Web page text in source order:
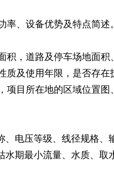
、设备优势及特点简述。
积，道路及停车场地面积
及使用年限，是否存在
项目所在地的区域位置图
、电压等级、线径规格、
水期最小流量、水质、取